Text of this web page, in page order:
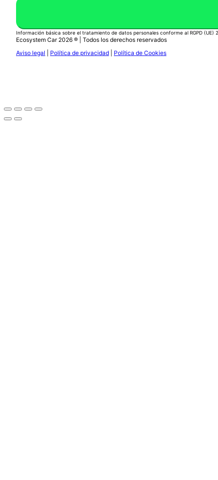
Información básica sobre el tratamiento de datos personales conforme al RGPD (UE)
Ecosystem Car 2026 ® | Todos los derechos reservados
Aviso legal
Política de privacidad Política de Cookies